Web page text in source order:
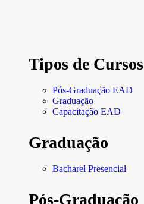
Tipos de Cursos
Pós-Graduação EAD
Graduação
Capacitação EAD
Graduação
Bacharel Presencial
Pós-Graduação